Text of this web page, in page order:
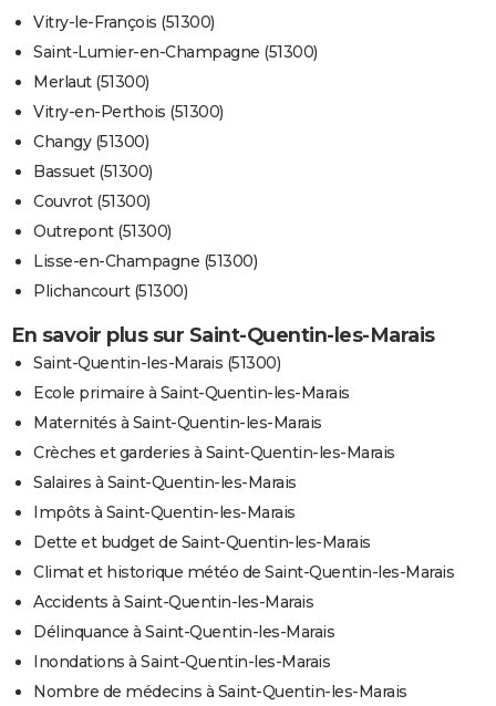
Vitry-le-François (51300)
Saint-Lumier-en-Champagne (51300)
Merlaut (51300)
Vitry-en-Perthois (51300)
Changy (51300)
Bassuet (51300)
Couvrot (51300)
Outrepont (51300)
Lisse-en-Champagne (51300)
Plichancourt (51300)
En savoir plus sur Saint-Quentin-les-Marais
Saint-Quentin-les-Marais (51300)
Ecole primaire à Saint-Quentin-les-Marais
Maternités à Saint-Quentin-les-Marais
Crèches et garderies à Saint-Quentin-les-Marais
Salaires à Saint-Quentin-les-Marais
Impôts à Saint-Quentin-les-Marais
Dette et budget de Saint-Quentin-les-Marais
Climat et historique météo de Saint-Quentin-les-Marais
Accidents à Saint-Quentin-les-Marais
Délinquance à Saint-Quentin-les-Marais
Inondations à Saint-Quentin-les-Marais
Nombre de médecins à Saint-Quentin-les-Marais